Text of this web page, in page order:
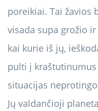
poreikiai. Tai žavios
visada supa grožio
kai kurie iš jų,
pulti į
situacijas
Jų valdančioji